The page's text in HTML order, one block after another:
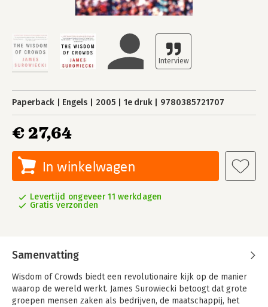
Paperback Engels 2005 1e druk 9780385721707
€ 27,64
In winkelwagen
Levertijd ongeveer 11 werkdagen
Gratis verzonden
Samenvatting
Wisdom of Crowds biedt een revolutionaire kijk op de manier
waarop de wereld werkt. James Surowiecki betoogt dat grote
groepen mensen zaken als bedrijven, de maatschappij, het